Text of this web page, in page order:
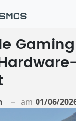
am 01/06/